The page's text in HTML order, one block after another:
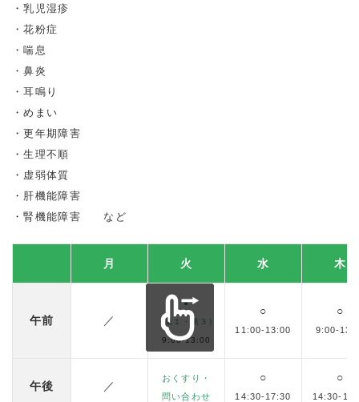
乳児湿疹
花粉症
喘息
鼻炎
耳鳴り
めまい
更年期障害
生理不順
虚弱体質
肝機能障害
腎機能障害 など
月 火 水 木
午前 ／
●
（第１・第３）
9:00-13:00
○
11:00-13:00
○
9:00-
午後 ／
おくすり・
問い合わせ
○
14:30-17:30
○
14:30-